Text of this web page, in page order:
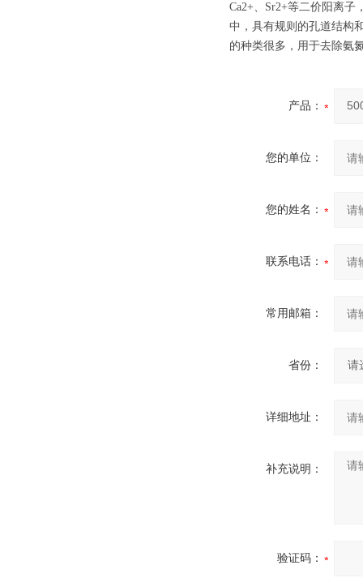
Ca2+、Sr2+等二价阳离
中，具有规则的孔道结构
的种类很多，用于去除氨
产品：
您的单位：
您的姓名：
联系电话：
常用邮箱：
省份：
详细地址：
补充说明：
验证码：